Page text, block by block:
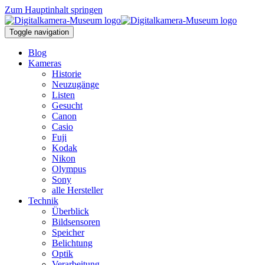
Zum Hauptinhalt springen
Toggle navigation
Blog
Kameras
Historie
Neuzugänge
Listen
Gesucht
Canon
Casio
Fuji
Kodak
Nikon
Olympus
Sony
alle Hersteller
Technik
Überblick
Bildsensoren
Speicher
Belichtung
Optik